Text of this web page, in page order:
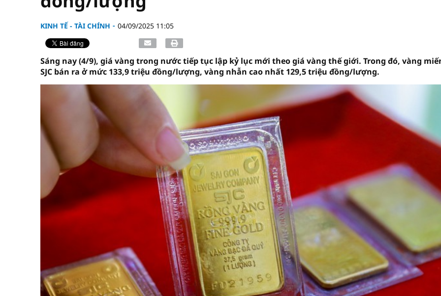
KINH TẾ - TÀI CHÍNH 04/09/2025 11:05
Sáng nay (4/9), giá vàng trong nước tiếp tục lập kỷ lục mới theo giá vàng thế giới. Trong đó, vàng
SJC bán ra ở mức 133,9 triệu đồng/lượng, vàng nhẫn cao nhất 129,5 triệu đồng/lượng.